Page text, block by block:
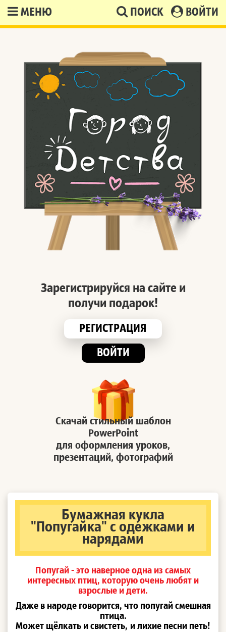
МЕНЮ ВОЙТИ
ПОИСК
Зарегистрируйся на сайте и
получи подарок!
РЕГИСТРАЦИЯ
ВОЙТИ
Скачай стильный шаблон
PowerPoint
для оформления уроков,
презентаций, фотографий
Бумажная кукла
"Попугайка" с одежками и
нарядами
Попугай - это наверное одна из самых
интересных птиц, которую очень любят и
взрослые и дети.
Даже в народе говорится, что попугай смешная
птица.
Может щёлкать и свистеть, и лихие песни петь!